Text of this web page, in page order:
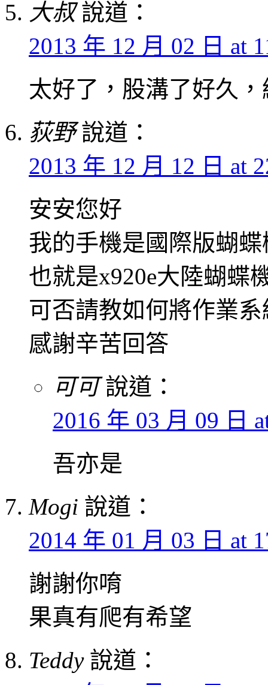
大叔 說道：
2013 年 12 月 02 日 at
太好了，股溝了好久
荻野 說道：
2013 年 12 月 12 日 at
安安您好
我的手機是國際版蝴蝶
也就是x920e大陸蝴蝶
可否請教如何將作業
感謝辛苦回答
可可 說道：
2016 年 03 月 09 日
吾亦是
Mogi 說道：
2014 年 01 月 03 日 at
謝謝你唷
果真有爬有希望
Teddy 說道：